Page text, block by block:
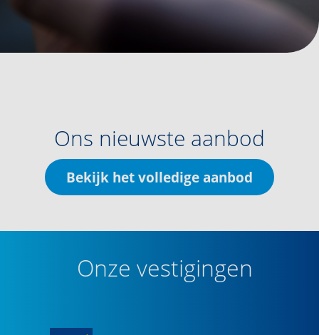
Ons nieuwste aanbod
Bekijk het volledige aanbod
Onze vestigingen